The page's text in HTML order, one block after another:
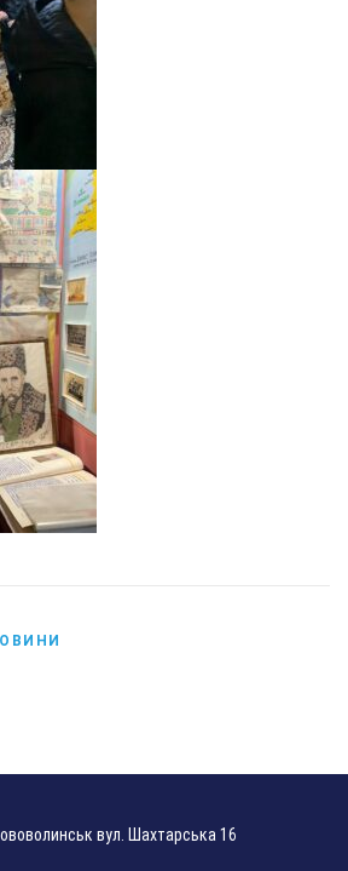
вул. Шахтарська 16